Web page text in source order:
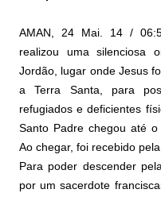
AMAN, 24 Mai. 14 /
realizou uma silenciosa
Jordão, lugar onde Jesus
a Terra Santa, para
refugiados e deficientes
Santo Padre chegou até
Ao chegar, foi recebido
Para poder descender
por um sacerdote